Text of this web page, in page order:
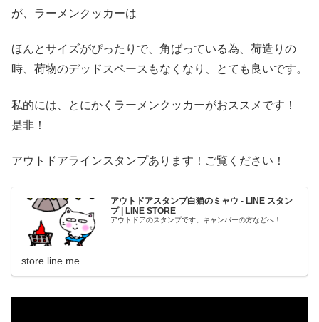
が、ラーメンクッカーは
ほんとサイズがぴったりで、角ばっている為、荷造りの
時、荷物のデッドスペースもなくなり、とても良いです。
私的には、とにかくラーメンクッカーがおススメです！
是非！
アウトドアラインスタンプあります！ご覧ください！
アウトドアスタンプ白猫のミャウ - LINE スタン
プ | LINE STORE
アウトドアのスタンプです。キャンパーの方などへ！
store.line.me